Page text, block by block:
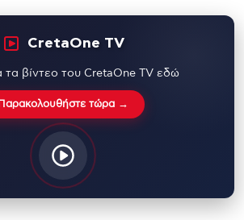
CretaOne TV
τα βίντεο του CretaOne TV εδώ
Παρακολουθήστε τώρα →